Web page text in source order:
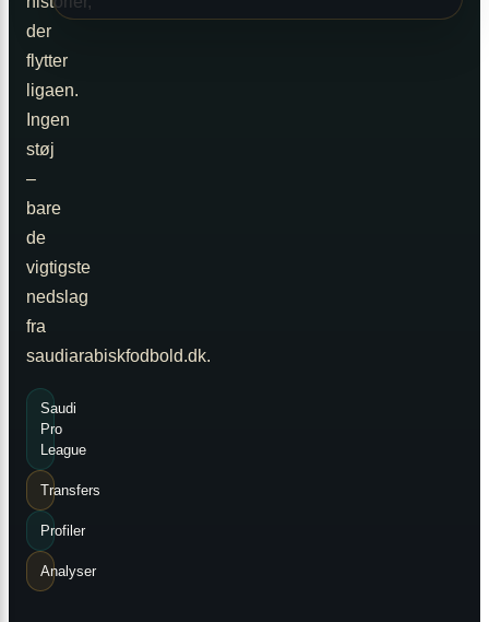
der
flytter
ligaen.
Ingen
støj
–
bare
de
vigtigste
nedslag
fra
saudiarabiskfodbold.dk.
Saudi
Pro
League
Transfers
Profiler
Analyser